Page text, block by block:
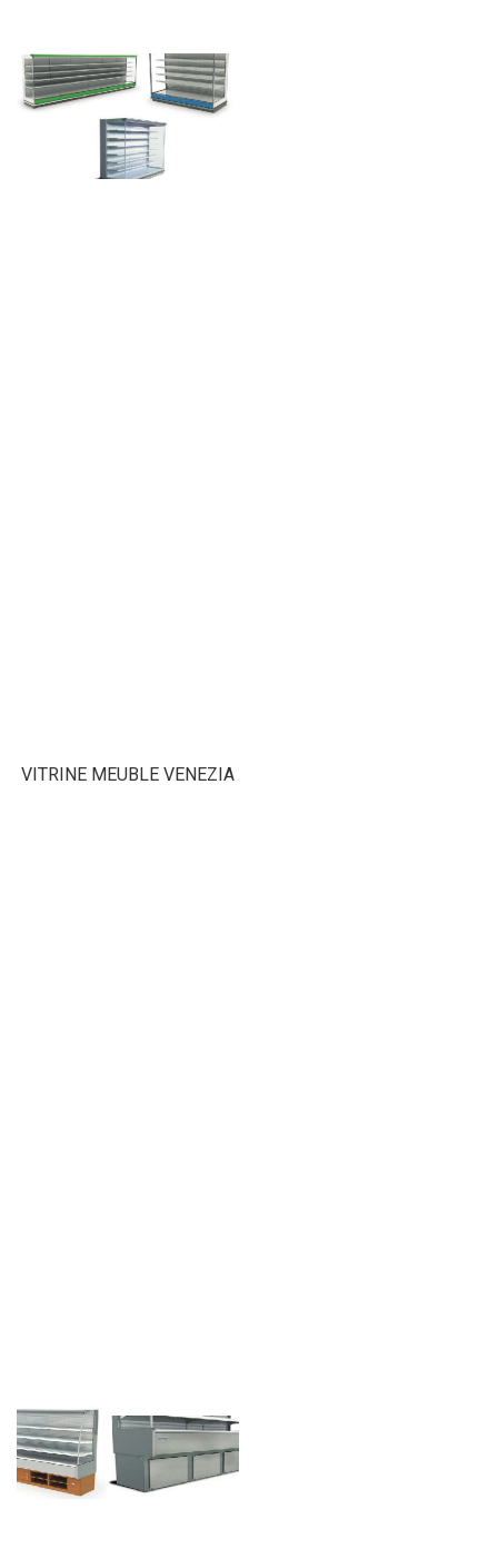
VITRINE MEUBLE VENEZIA